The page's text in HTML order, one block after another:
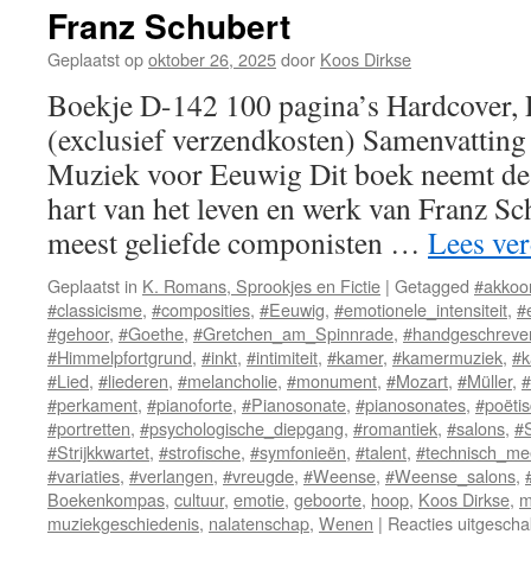
Franz Schubert
Geplaatst opoktober 26, 2025door Koos Dirkse
Boekje D-142 100 pagina’s
(exclusief verzendkosten)
Muziek voor Eeuwig Dit boek neemt
hart van het leven en werk van Franz
meest geliefde componisten … Lees
Geplaatst in K. Romans, Sprookjes en Fictie | Getagged
#classicisme, #composities, #Eeuwig, #emotionele_intensiteit,
#gehoor, #Goethe, #Gretchen_am_Spinnrade,
#Himmelpfortgrund, #inkt, #intimiteit, #kamer, #kamermuziek,
#Lied, #liederen, #melancholie, #monument, #Mozart, #Müller,
#perkament, #pianoforte, #Pianosonate, #pianosonates,
#portretten, #psychologische_diepgang, #romantiek, #salons,
#Strijkkwartet, #strofische, #symfonieën, #talent,
#variaties, #verlangen, #vreugde, #Weense, #Weense_salons,
Boekenkompas, cultuur, emotie, geboorte, hoop, Koos Dirkse,
muziekgeschiedenis, nalatenschap, Wenen | Reacties